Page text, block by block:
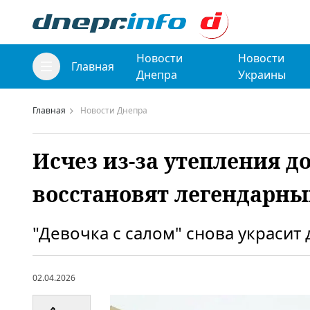
Главная
Новости
Днепра
Новости
Украины
Главная Новости Днепра
Исчез из-за утепления
восстановят
"Девочка с салом" снова
02.04.2026